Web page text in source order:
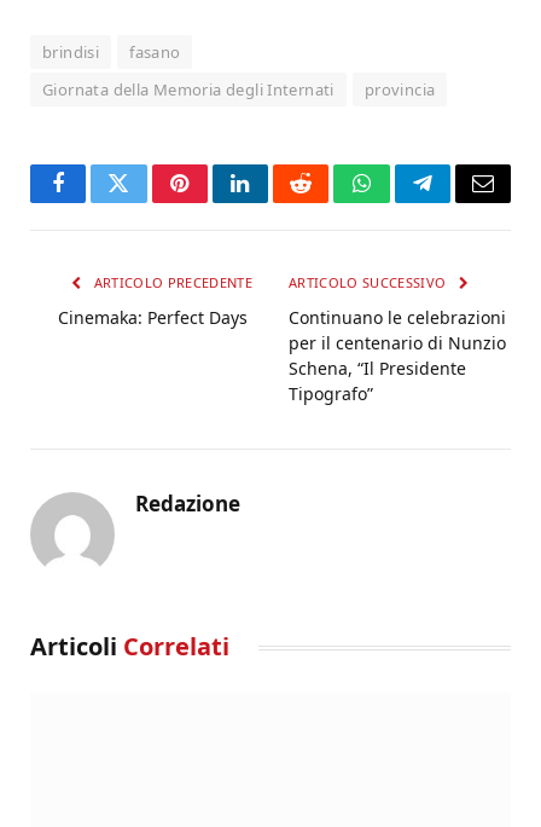
brindisi
fasano
Giornata della Memoria degli Internati
provincia
FacebookTwitterPinterestLinkedInRedditWhatsAppTelegramEmail
ARTICOLO PRECEDENTE
Cinemaka: Perfect Days
ARTICOLO SUCCESSIVO
Continuano le celebrazioni
per il centenario di Nunzio
Schena, “Il Presidente
Tipografo”
Redazione
Articoli Correlati